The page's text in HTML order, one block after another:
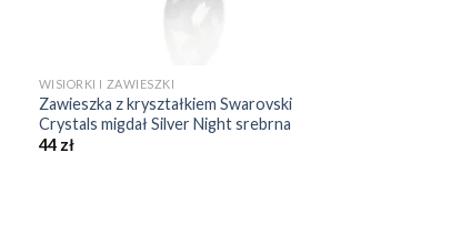
WISIORKI I ZAWIESZKI
Zawieszka z kryształkiem Swarovski
Crystals migdał Silver Night srebrna
44 zł